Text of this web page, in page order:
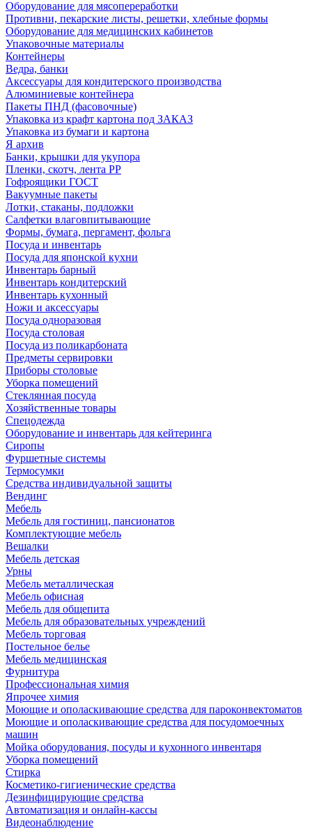
Оборудование для мясопереработки
Противни, пекарские листы, решетки, хлебные формы
Оборудование для медицинских кабинетов
Упаковочные материалы
Контейнеры
Ведра, банки
Аксессуары для кондитерского производства
Алюминиевые контейнера
Пакеты ПНД (фасовочные)
Упаковка из крафт картона под ЗАКАЗ
Упаковка из бумаги и картона
Я архив
Банки, крышки для укупора
Пленки, скотч, лента РР
Гофроящики ГОСТ
Вакуумные пакеты
Лотки, стаканы, подложки
Салфетки влаговпитывающие
Формы, бумага, пергамент, фольга
Посуда и инвентарь
Посуда для японской кухни
Инвентарь барный
Инвентарь кондитерский
Инвентарь кухонный
Ножи и аксессуары
Посуда одноразовая
Посуда столовая
Посуда из поликарбоната
Предметы сервировки
Приборы столовые
Уборка помещений
Стеклянная посуда
Хозяйственные товары
Спецодежда
Оборудование и инвентарь для кейтеринга
Сиропы
Фуршетные системы
Термосумки
Средства индивидуальной защиты
Вендинг
Мебель
Мебель для гостиниц, пансионатов
Комплектующие мебель
Вешалки
Мебель детская
Урны
Мебель металлическая
Мебель офисная
Мебель для общепита
Мебель для образовательных учреждений
Мебель торговая
Постельное белье
Мебель медицинская
Фурнитура
Профессиональная химия
Япрочее химия
Моющие и ополаскивающие средства для пароконвектоматов
Моющие и ополаскивающие средства для посудомоечных
машин
Мойка оборудования, посуды и кухонного инвентаря
Уборка помещений
Стирка
Косметико-гигиенические средства
Дезинфицирующие средства
Автоматизация и онлайн-кассы
Видеонаблюдение